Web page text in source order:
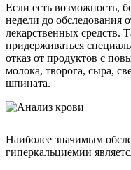
Если есть возможность,
недели до обследования
лекарственных средств.
придерживаться
отказ от продуктов с
молока, творога, сыра,
шпината.
Наиболее значимым
гиперкальциемии